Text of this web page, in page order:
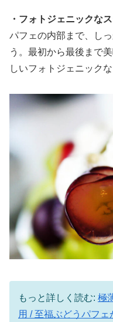
・フォトジェニックな
パフェの内部まで、し
う。最初から最後まで
しいフォトジェニック
もっと詳しく読む: 極
用 / 至福ぶどうパフ